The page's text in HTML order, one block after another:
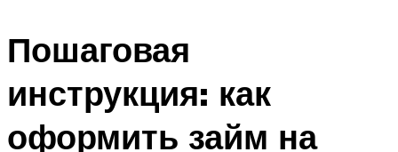
Пошаговая
инструкция: как
оформить займ на